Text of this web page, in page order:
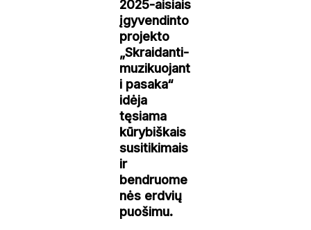
2025-aisiais
įgyvendinto
projekto
„Skraidanti-
muzikuojant
i pasaka“
idėja
tęsiama
kūrybiškais
susitikimais
ir
bendruome
nės erdvių
puošimu.